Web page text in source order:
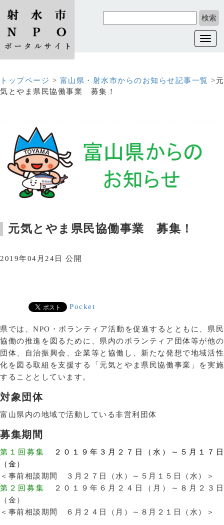
トップページ > 富山県・射水市からのお知らせ記事一覧 >元
気とやま県民協働事業 募集！
元気とやま県民協働事業 募集！
2019年04月24日 公開
Pocket
県では、NPO・ボランティア活動を促進するとともに、県民
協働の推進を図るために、県内のボランティア団体等が他の
団体、自治振興会、企業等と協働し、新たな発想で地域活性
化を図る取組を支援する「元気とやま県民協働事業」を実施
することとしています。
対象団体
富山県内の地域で活動している非営利団体
募集期間
第１回募集
２０１９年３月２７日（水）～５月１７日
（金）
＜事前相談期間 ３月２７日（水）～５月１５日（水）＞
第２回募集
２０１９年６月２４日（月）～８月２３日
（金）
＜事前相談期間 ６月２４日（月）～８月２１日（水）＞